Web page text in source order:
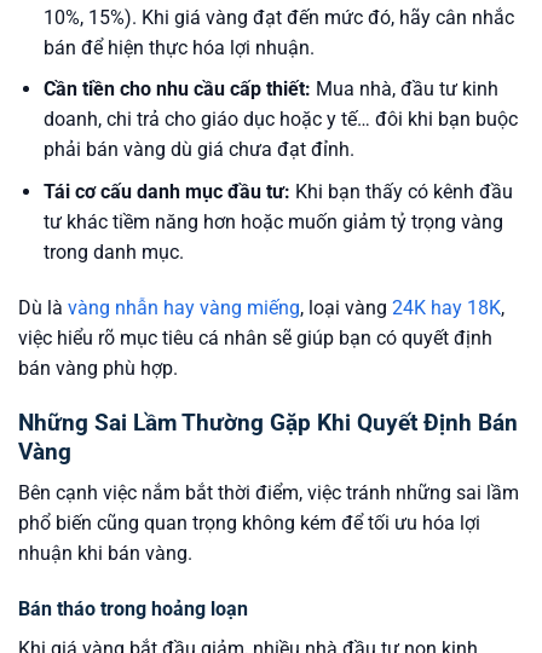
10%, 15%). Khi giá vàng đạt đến mức đó, hãy cân nhắc
bán để hiện thực hóa lợi nhuận.
Cần tiền cho nhu cầu cấp thiết: Mua nhà, đầu tư kinh
doanh, chi trả cho giáo dục hoặc y tế… đôi khi bạn buộc
phải bán vàng dù giá chưa đạt đỉnh.
Tái cơ cấu danh mục đầu tư: Khi bạn thấy có kênh đầu
tư khác tiềm năng hơn hoặc muốn giảm tỷ trọng vàng
trong danh mục.
Dù là vàng nhẫn hay vàng miếng, loại vàng 24K hay 18K,
việc hiểu rõ mục tiêu cá nhân sẽ giúp bạn có quyết định
bán vàng phù hợp.
Những Sai Lầm Thường Gặp Khi Quyết Định Bán
Vàng
Bên cạnh việc nắm bắt thời điểm, việc tránh những sai lầm
phổ biến cũng quan trọng không kém để tối ưu hóa lợi
nhuận khi bán vàng.
Bán tháo trong hoảng loạn